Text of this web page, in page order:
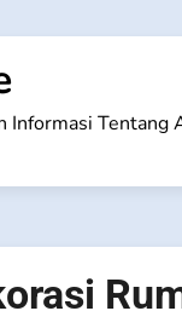
Informasi Tentang